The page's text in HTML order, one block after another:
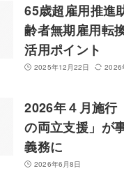
65歳超雇用推進
齢者無期雇用転
活用ポイント
2025年12月22日 2026
2026年４月施行
の両立支援」が
義務に
2026年6月8日